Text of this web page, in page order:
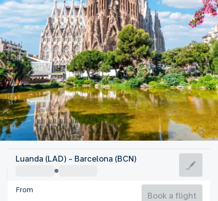
Spain
Barcelona
Spain
Luanda (LAD) - Barcelona (BCN)
From
Book a flight